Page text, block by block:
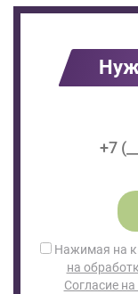
Нажимая на
на
Согласие